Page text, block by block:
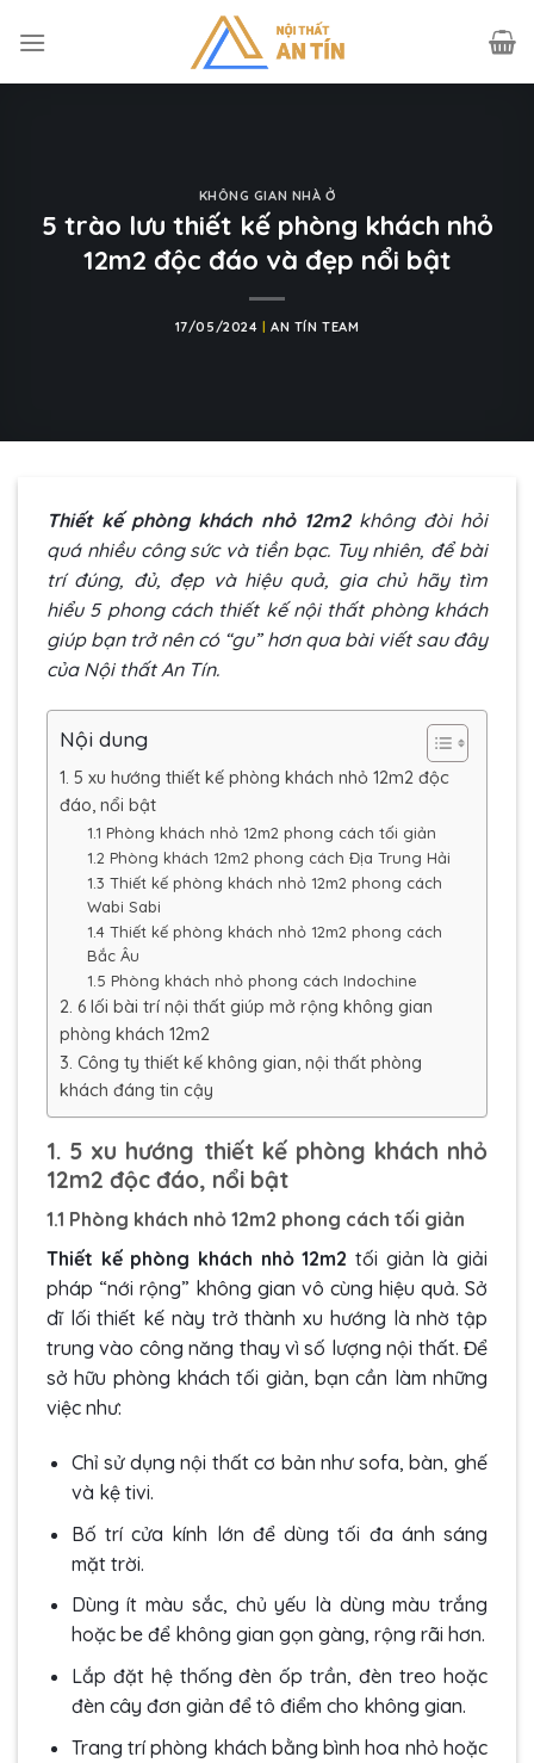
KHÔNG GIAN NHÀ Ở
5 trào lưu thiết kế phòng khách nhỏ
12m2 độc đáo và đẹp nổi bật
17/05/2024 |AN TÍN TEAM
Thiết kế phòng khách nhỏ 12m2không đòi hỏi
quá nhiều công sức và tiền bạc. Tuy nhiên, để bài
trí đúng, đủ, đẹp và hiệu quả, gia chủ hãy tìm
hiểu 5 phong cách thiết kế nội thất phòng khách
giúp bạn trở nên có “gu” hơn qua bài viết sau đây
của Nội thất An Tín.
Nội dung
1. 5 xu hướng thiết kế phòng khách nhỏ 12m2 độc
đáo, nổi bật
1.1 Phòng khách nhỏ 12m2 phong cách tối giản
1.2 Phòng khách 12m2 phong cách Địa Trung Hải
1.3 Thiết kế phòng khách nhỏ 12m2 phong cách
Wabi Sabi
1.4 Thiết kế phòng khách nhỏ 12m2 phong cách
Bắc Âu
1.5 Phòng khách nhỏ phong cách Indochine
2. 6 lối bài trí nội thất giúp mở rộng không gian
phòng khách 12m2
3. Công ty thiết kế không gian, nội thất phòng
khách đáng tin cậy
1. 5 xu hướng thiết kế phòng khách nhỏ
12m2 độc đáo, nổi bật
1.1 Phòng khách nhỏ 12m2 phong cách tối giản
Thiết kế phòng khách nhỏ 12m2 tối giản là giải
pháp “nới rộng” không gian vô cùng hiệu quả. Sở
dĩ lối thiết kế này trở thành xu hướng là nhờ tập
trung vào công năng thay vì số lượng nội thất. Để
sở hữu phòng khách tối giản, bạn cần làm những
việc như:
Chỉ sử dụng nội thất cơ bản như sofa, bàn, ghế
và kệ tivi.
Bố trí cửa kính lớn để dùng tối đa ánh sáng
mặt trời.
Dùng ít màu sắc, chủ yếu là dùng màu trắng
hoặc be để không gian gọn gàng, rộng rãi hơn.
Lắp đặt hệ thống đèn ốp trần, đèn treo hoặc
đèn cây đơn giản để tô điểm cho không gian.
Trang trí phòng khách bằng bình hoa nhỏ hoặc